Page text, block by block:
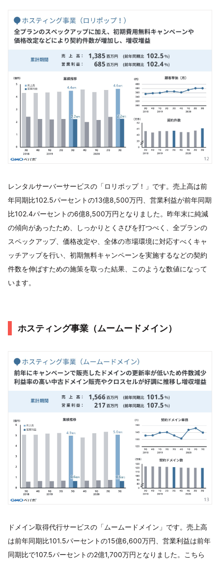
レンタルサーバーサービスの「ロリポップ！」です。売上高は前
年同期比102.5パーセントの13億8,500万円、営業利益が前年同期
比102.4パーセントの6億8,500万円となりました。昨年末に純減
の傾向があったため、しっかりとくさびを打つべく、全プランの
スペックアップ、価格改定や、全体の市場環境に対応すべくキャ
ッチアップを行い、初期無料キャンペーンを実施するなどの契約
件数を伸ばすための施策を取った結果、このような数値になって
います。
ホスティング事業（ムームードメイン）
ドメイン取得代行サービスの「ムームードメイン」です。売上高
は前年同期比101.5パーセントの15億6,600万円、営業利益は前年
同期比で107.5パーセントの2億1,700万円となりました。こちら